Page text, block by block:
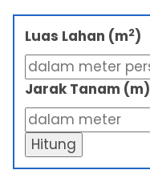
Luas Lahan (m2)
Jarak Tanam (m)
Hitung